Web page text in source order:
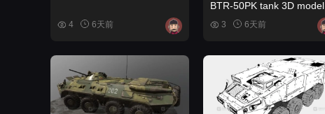
4 6天前
BTR-50PK tank 3D model
3 6天前